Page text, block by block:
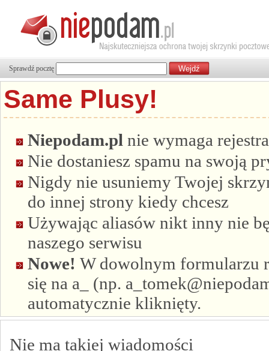
Sprawdź pocztę
Same Plusy!
Niepodam.pl nie wymaga
Nie dostaniesz spamu na swoją
Nigdy nie usuniemy Twojej
do innej strony kiedy chcesz
Używając aliasów nikt inny nie
naszego serwisu
Nowe! W dowolnym formularzu
się na a_ (np.
automatycznie kliknięty.
Nie ma takiej wiadomości